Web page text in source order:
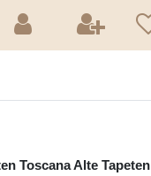
Toscana Alte Tapeten